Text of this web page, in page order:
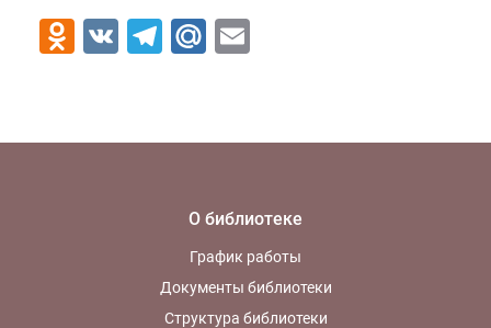
Odnoklassniki
VK Telegram
Mail.Ru
О библиотеке
График работы
Документы библиотеки
Структура библиотеки